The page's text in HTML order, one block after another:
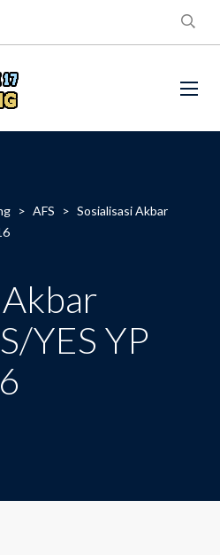
> AFS > Sosialisasi Akbar
YES YP